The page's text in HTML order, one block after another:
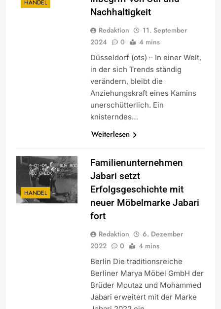
HANDEL
Nachhaltigkeit
Redaktion
11. September
2024
0 4 mins
Düsseldorf (ots) – In einer Welt,
in der sich Trends ständig
verändern, bleibt die
Anziehungskraft eines Kamins
unerschütterlich. Ein
knisterndes…
Weiterlesen
HANDEL
Familienunternehmen
Jabari setzt
Erfolgsgeschichte mit
neuer Möbelmarke Jabari
fort
Redaktion
6. Dezember
2022
0 4 mins
Berlin Die traditionsreiche
Berliner Marya Möbel GmbH der
Brüder Moutaz und Mohammed
Jabari erweitert mit der Marke